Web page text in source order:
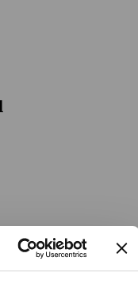
který narušuje
gigant Elon Musk
přinesl internet přes